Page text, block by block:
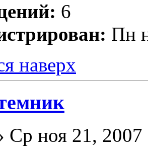
6
Пн
наверх
Ср ноя 21, 2007